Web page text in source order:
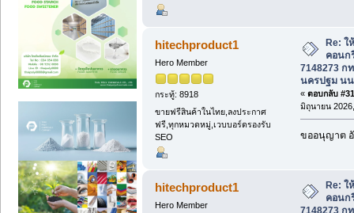
hitechproduct1
Hero Member
กระทู้: 8918
ขายฟรีสินค้าในไทย,ลงประกาศ
ฟรี,ทุกหมวดหมู่,เวบบอร์ดรองรับ
SEO
Re: ใ
คอนก
7148273 ก
นครปฐม น
« ตอบกลับ
มิถุนายน
ขออนุญาต
hitechproduct1
Hero Member
Re: ใ
คอนก